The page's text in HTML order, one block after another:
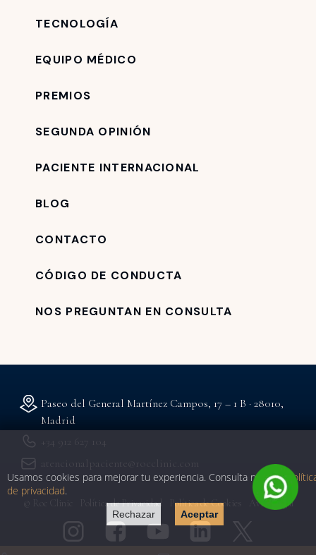
Usamos cookies para mejorar tu experiencia. Consulta nuestra
de privacidad.
Rechazar Aceptar
TECNOLOGÍA
EQUIPO MÉDICO
PREMIOS
SEGUNDA OPINIÓN
PACIENTE INTERNACIONAL
BLOG
CONTACTO
CÓDIGO DE CONDUCTA
NOS PREGUNTAN EN CONSULTA
Paseo del General Martínez Campos, 17 – 1 B · 28010,
Madrid
+34 912 627 104
atencionalpaciente@rocclinic.com
© Roc Clinic Política de Privacidad Política de Cookies Aviso Legal